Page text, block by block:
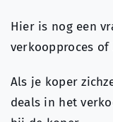
Hier is nog een
verkoopproces of
Als je koper
deals in het